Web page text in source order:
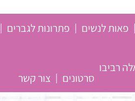
פאות לנשים פתרונות לגברים
רביבו
סרטונים צור קשר